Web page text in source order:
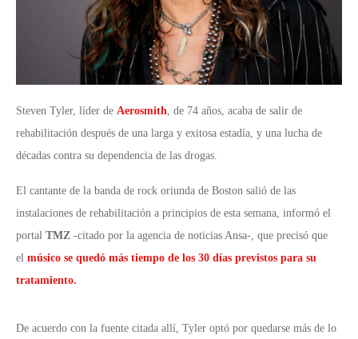
Steven Tyler, líder de Aerosmith, de 74 años, acaba de salir de
rehabilitación después de una larga y exitosa estadía, y una lucha de
décadas contra su dependencia de las drogas.
El cantante de la banda de rock oriunda de Boston salió de las
instalaciones de rehabilitación a principios de esta semana, informó el
portal TMZ -citado por la agencia de noticias Ansa-, que precisó que
el músico se quedó más tiempo de los 30 días previstos para su
tratamiento.
De acuerdo con la fuente citada allí, Tyler optó por quedarse más de lo